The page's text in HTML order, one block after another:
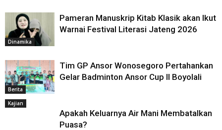
Dinamika
Pameran Manuskrip Kitab Klasik akan Ikut
Warnai Festival Literasi Jateng 2026
Berita
Tim GP Ansor Wonosegoro Pertahankan
Gelar Badminton Ansor Cup II Boyolali
Kajian
Apakah Keluarnya Air Mani Membatalkan
Puasa?